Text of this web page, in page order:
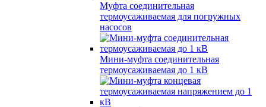
Муфта соединительная
термоусаживаемая для погружных
насосов
Мини-муфта соединительная
термоусаживаемая до 1 кВ